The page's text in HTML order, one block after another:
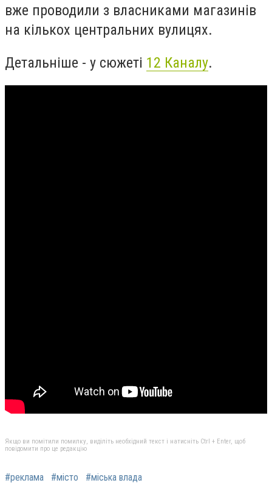
вже проводили з власниками магазинів
на кількох центральних вулицях.
Детальніше - у сюжеті 12 Каналу.
Якщо ви помітили помилку, виділіть необхідний текст і натисніть Ctrl + Enter, щоб
повідомити про це редакцію
#реклама #місто #міська влада